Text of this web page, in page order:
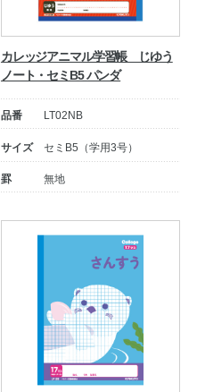
カレッジアニマル学習帳 じゆう
ノート・セミB5 パンダ
品番 LT02NB
サイズ セミB5（学用3号）
罫 無地